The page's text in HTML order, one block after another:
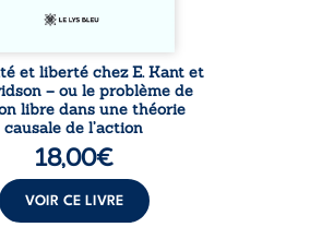
et liberté chez E. Kant et
– ou le problème de
libre dans une théorie
causale de l’action
18,00€
VOIR CE LIVRE